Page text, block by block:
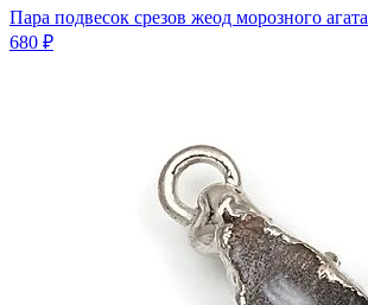
Пара подвесок срезов жеод морозного агата
680 ₽